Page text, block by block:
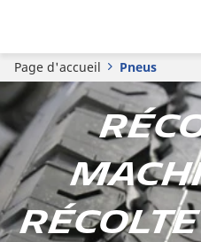
Page d'accueil Pneus
récolte ,